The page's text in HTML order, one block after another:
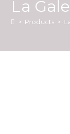
La
> Products >